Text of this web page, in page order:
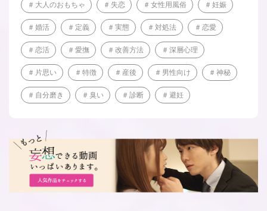
大人のおもちゃ 失恋 女性用風俗 妊娠
婚活 定義 実態 対処法 恋愛
恋活 愛撫 改善方法 深層心理
片思い 特徴 産後 男性向け 神秘
自分磨き 臭い 診断 避妊